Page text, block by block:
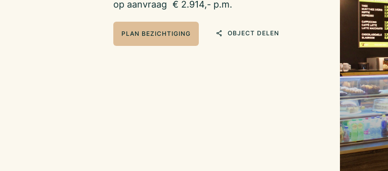
op aanvraag € 2.914,- p.m.
PLAN BEZICHTIGING OBJECT DELEN